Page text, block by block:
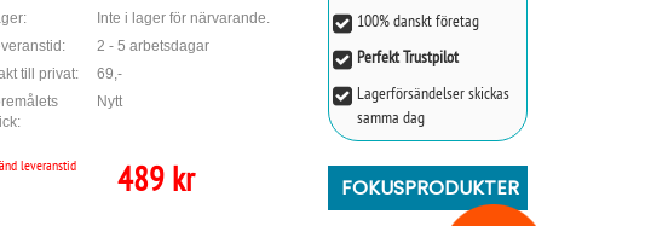
Inte i lager för närvarande.
2 - 5 arbetsdagar
till privat:
69,-
Nytt
leveranstid 489 kr
100% danskt företag
Perfekt Trustpilot
Lagerförsändelser skickas
samma dag
FOKUSPRODUKTER